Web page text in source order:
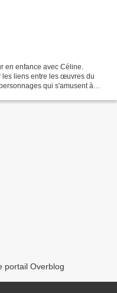
en enfance avec Céline.
les liens entre les œuvres du
qui s'amusent à
portail Overblog